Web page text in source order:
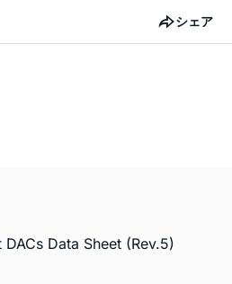
シェア
Data Sheet (Rev.5)